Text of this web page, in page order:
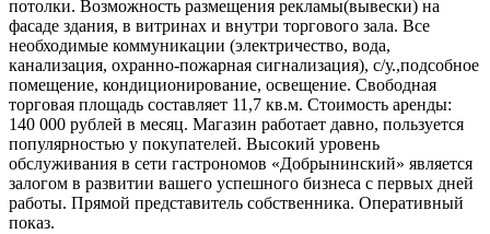
потолки. Возможность размещения рекламы(вывески) на
фасаде здания, в витринах и внутри торгового зала. Все
необходимые коммуникации (электричество, вода,
канализация, охранно-пожарная сигнализация), с/у.,подсобное
помещение, кондиционирование, освещение. Свободная
торговая площадь составляет 11,7 кв.м. Стоимость аренды:
140 000 рублей в месяц. Магазин работает давно, пользуется
популярностью у покупателей. Высокий уровень
обслуживания в сети гастрономов «Добрынинский» является
залогом в развитии вашего успешного бизнеса с первых дней
работы. Прямой представитель собственника. Оперативный
показ.